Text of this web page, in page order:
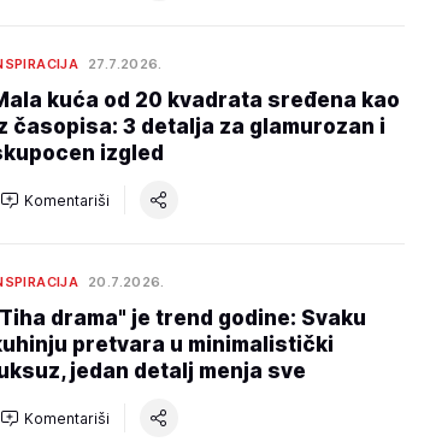
27.7.2026.
kuća od 20 kvadrata sređena kao
časopisa: 3 detalja za glamurozan i
izgled
Komentariši
20.7.2026.
drama" je trend godine: Svaku
pretvara u minimalistički
jedan detalj menja sve
Komentariši